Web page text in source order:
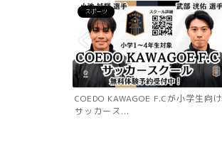
スポーツ
COEDO KAWAGOE F.Cが小学生向け
サッカース...